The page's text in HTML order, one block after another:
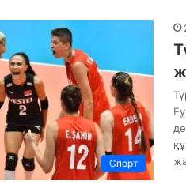
Спорт